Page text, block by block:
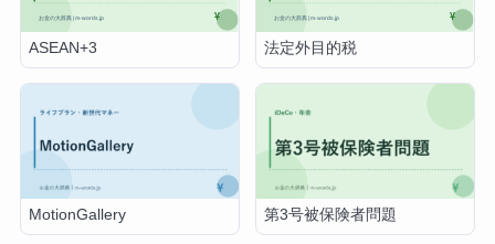
ASEAN+3 法定外目的税
MotionGallery 第3号被保険者問題